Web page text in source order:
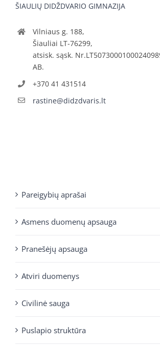
ŠIAULIŲ DIDŽDVARIO GIMNAZIJA
Vilniaus g. 188,
Šiauliai LT-76299,
atsisk. sąsk.
AB.
+370 41 431514
rastine@didzdvaris.lt
Pareigybių aprašai
Asmens duomenų apsauga
Pranešėjų apsauga
Atviri duomenys
Civilinė sauga
Puslapio struktūra